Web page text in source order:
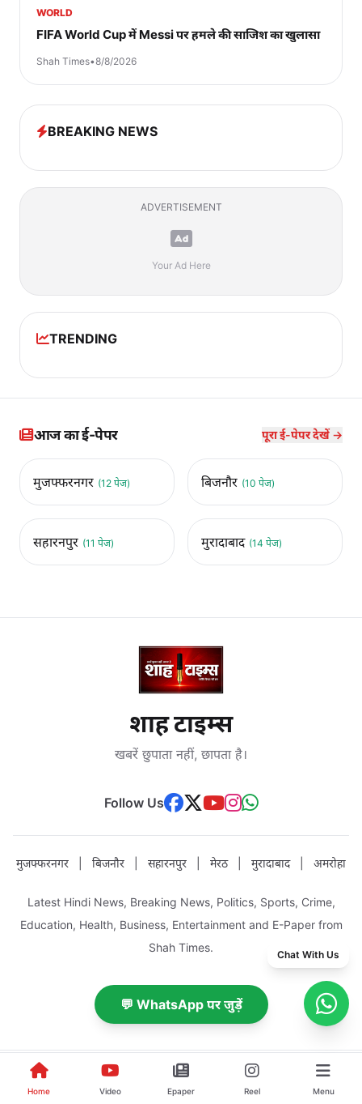
WORLD
FIFA World Cup में Messi पर हमले की साजिश का खुलासा
Shah Times•8/8/2026
BREAKING NEWS
ADVERTISEMENT
Your Ad Here
TRENDING
आज का ई-पेपर पूरा ई-पेपर देखें →
मुजफ्फरनगर (12 पेज) बिजनौर (10 पेज)
सहारनपुर (11 पेज) मुरादाबाद (14 पेज)
शाह टाइम्स
खबरें छुपाता नहीं, छापता है।
Follow Us
मुजफ्फरनगर बिजनौर सहारनपुर मेरठ मुरादाबाद अमरोहा
Latest Hindi News, Breaking News, Politics, Sports, Crime,
Education, Health, Business, Entertainment and E-Paper from
Shah Times.
💬 WhatsApp पर जुड़ें
About Us Advertise With Us Become Reporter| Reporter Panel
Contact Us
Privacy Policy|Terms & Conditions Sitemap
Home Video Epaper Reel Menu
Chat With Us